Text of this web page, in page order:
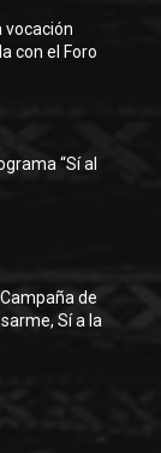
vocación
con el Foro
“Sí al
de
Sí a la